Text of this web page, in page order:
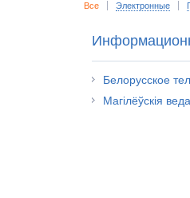
Все Электронные
Белорусское
Магілёўскія